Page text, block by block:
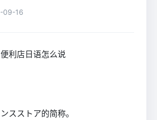
09-16
便利店日语怎么说
スストア的简称。